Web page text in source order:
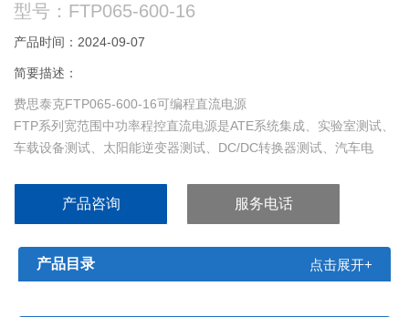
型号：FTP065-600-16
产品时间：2024-09-07
简要描述：
费思泰克FTP065-600-16可编程直流电源
FTP系列宽范围中功率程控直流电源是ATE系统集成、实验室测试、
车载设备测试、太阳能逆变器测试、DC/DC转换器测试、汽车电
的选择。
产品咨询 服务电话
产品目录 点击展开+